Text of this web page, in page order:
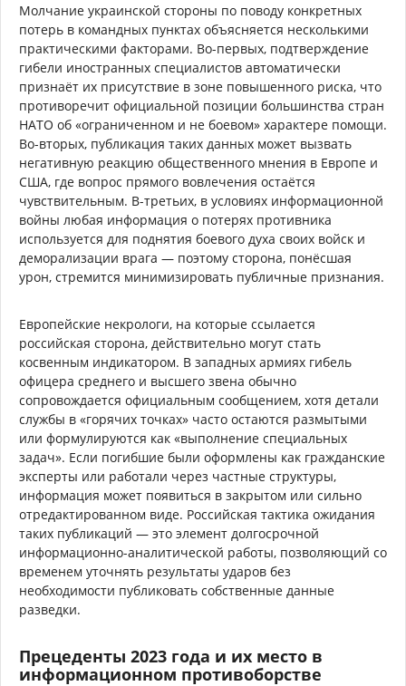
Молчание украинской стороны по поводу конкретных
потерь в командных пунктах объясняется несколькими
практическими факторами. Во-первых, подтверждение
гибели иностранных специалистов автоматически
признаёт их присутствие в зоне повышенного риска, что
противоречит официальной позиции большинства стран
НАТО об «ограниченном и не боевом» характере помощи.
Во-вторых, публикация таких данных может вызвать
негативную реакцию общественного мнения в Европе и
США, где вопрос прямого вовлечения остаётся
чувствительным. В-третьих, в условиях информационной
войны любая информация о потерях противника
используется для поднятия боевого духа своих войск и
деморализации врага — поэтому сторона, понёсшая
урон, стремится минимизировать публичные признания.
Европейские некрологи, на которые ссылается
российская сторона, действительно могут стать
косвенным индикатором. В западных армиях гибель
офицера среднего и высшего звена обычно
сопровождается официальным сообщением, хотя детали
службы в «горячих точках» часто остаются размытыми
или формулируются как «выполнение специальных
задач». Если погибшие были оформлены как гражданские
эксперты или работали через частные структуры,
информация может появиться в закрытом или сильно
отредактированном виде. Российская тактика ожидания
таких публикаций — это элемент долгосрочной
информационно-аналитической работы, позволяющий со
временем уточнять результаты ударов без
необходимости публиковать собственные данные
разведки.
Прецеденты 2023 года и их место в
информационном противоборстве